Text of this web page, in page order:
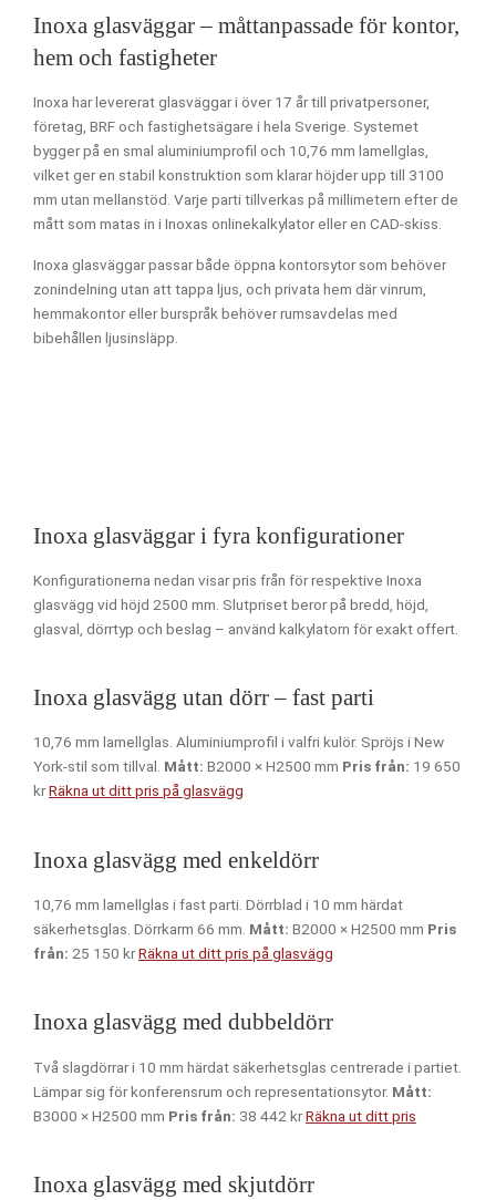
Inoxa glasväggar – måttanpassade för kontor,
hem och fastigheter
Inoxa har levererat glasväggar i över 17 år till privatpersoner,
företag, BRF och fastighetsägare i hela Sverige. Systemet
bygger på en smal aluminiumprofil och 10,76 mm lamellglas,
vilket ger en stabil konstruktion som klarar höjder upp till 3100
mm utan mellanstöd. Varje parti tillverkas på millimetern efter de
mått som matas in i Inoxas onlinekalkylator eller en CAD-skiss.
Inoxa glasväggar passar både öppna kontorsytor som behöver
zonindelning utan att tappa ljus, och privata hem där vinrum,
hemmakontor eller burspråk behöver rumsavdelas med
bibehållen ljusinsläpp.
Inoxa glasväggar i fyra konfigurationer
Konfigurationerna nedan visar pris från för respektive Inoxa
glasvägg vid höjd 2500 mm. Slutpriset beror på bredd, höjd,
glasval, dörrtyp och beslag – använd kalkylatorn för exakt offert.
Inoxa glasvägg utan dörr – fast parti
10,76 mm lamellglas. Aluminiumprofil i valfri kulör. Spröjs i New
York-stil som tillval. Mått: B2000 × H2500 mm Pris från: 19 650
krRäkna ut ditt pris på glasvägg
Inoxa glasvägg med enkeldörr
10,76 mm lamellglas i fast parti. Dörrblad i 10 mm härdat
säkerhetsglas. Dörrkarm 66 mm. Mått: B2000 × H2500 mm Pris
från: 25 150 krRäkna ut ditt pris på glasvägg
Inoxa glasvägg med dubbeldörr
Två slagdörrar i 10 mm härdat säkerhetsglas centrerade i partiet.
Lämpar sig för konferensrum och representationsytor. Mått:
B3000 × H2500 mm Pris från: 38 442 krRäkna ut ditt pris
Inoxa glasvägg med skjutdörr